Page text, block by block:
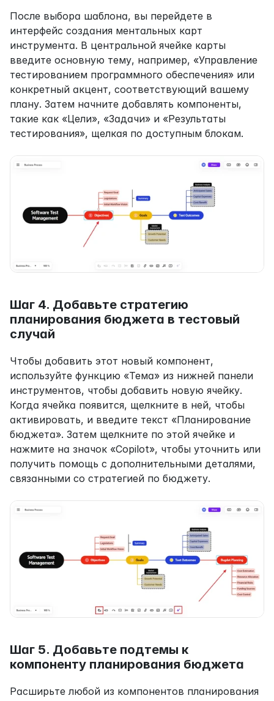
После выбора шаблона, вы перейдете в
интерфейс создания ментальных карт
инструмента. В центральной ячейке карты
введите основную тему, например, «Управление
тестированием программного обеспечения» или
конкретный акцент, соответствующий вашему
плану. Затем начните добавлять компоненты,
такие как «Цели», «Задачи» и «Результаты
тестирования», щелкая по доступным блокам.
Шаг 4. Добавьте стратегию
планирования бюджета в тестовый
случай
Чтобы добавить этот новый компонент,
используйте функцию «Тема» из нижней панели
инструментов, чтобы добавить новую ячейку.
Когда ячейка появится, щелкните в ней, чтобы
активировать, и введите текст «Планирование
бюджета». Затем щелкните по этой ячейке и
нажмите на значок «Copilot», чтобы уточнить или
получить помощь с дополнительными деталями,
связанными со стратегией по бюджету.
Шаг 5. Добавьте подтемы к
компоненту планирования бюджета
Расширьте любой из компонентов планирования